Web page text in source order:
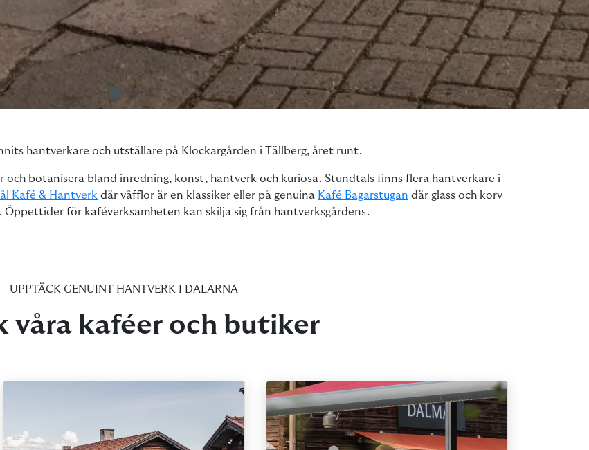
hantverkare och utställare på Klockargården i Tällberg, året runt.
och botanisera bland inredning, konst, hantverk och kuriosa. Stundtals finns flera hantverkare i
Kafé & Hantverk där våfflor är en klassiker eller på genuina Kafé Bagarstugan där glass och korv
Öppettider för kaféverksamheten kan skilja sig från hantverksgårdens.
UPPTÄCK GENUINT HANTVERK I DALARNA
våra kaféer och butiker